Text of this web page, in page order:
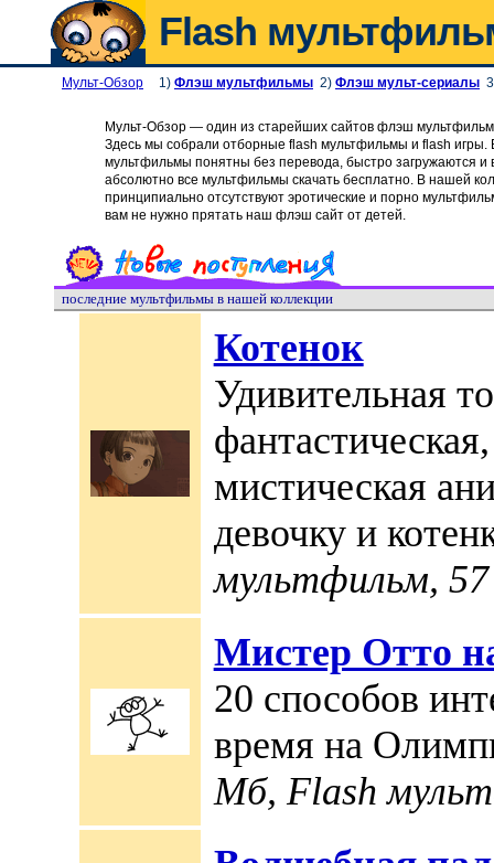
Flash
Мульт-Обзор 1) Флэш мультфильмы 2) Флэш мульт-сериалы
Мульт-Обзор — один из старейших сайтов флэш
Здесь мы собрали отборные flash мультфильмы и flash игры.
мультфильмы понятны без перевода, быстро загружаются и
абсолютно все мультфильмы скачать бесплатно. В нашей
принципиально отсутствуют эротические и порно
вам не нужно прятать наш флэш сайт от детей.
последние мультфильмы в нашей коллекции
Котенок
Удивительная
мистическая
девочку и
мультфильм, 57
Мистер Отто
20 способов
время на
Мб, Flash